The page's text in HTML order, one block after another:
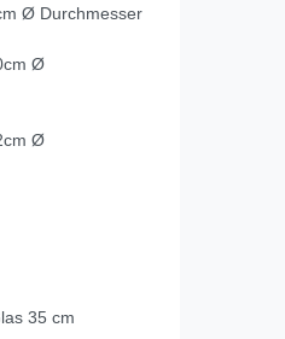
Ø Durchmesser
Ø
Ø
35 cm